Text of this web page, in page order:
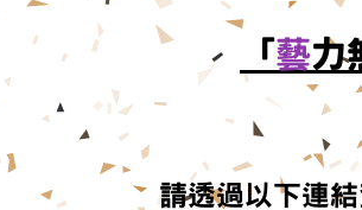
「藝力
請透過以下連